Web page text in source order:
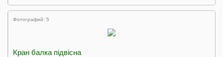
Фотографий: 5
Кран балка підвісна